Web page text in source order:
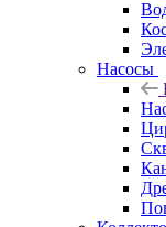
Насосы